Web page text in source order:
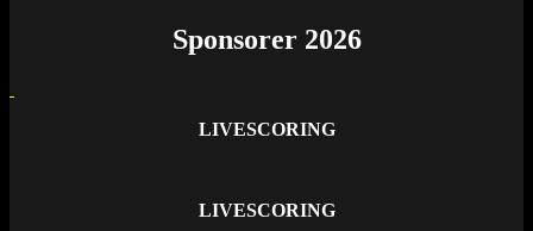
Sponsorer 2026
LIVESCORING
LIVESCORING